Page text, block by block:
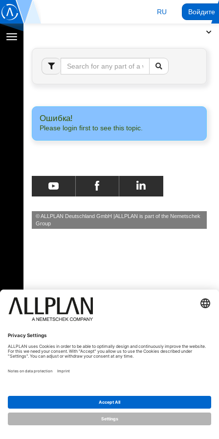
RU Войдите
Переключение
навигации
Ошибка!
Please login first to see this topic.
© ALLPLAN Deutschland GmbH ALLPLAN is part of the Nemetschek
Group